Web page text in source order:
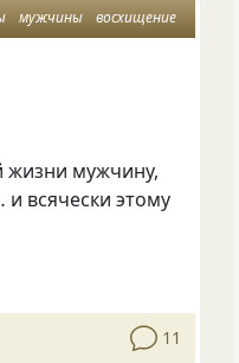
мужчины восхищение
жизни мужчину,
всячески этому
11